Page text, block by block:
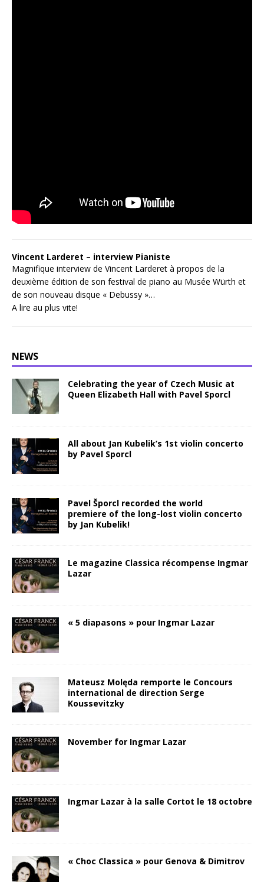
Vincent Larderet – interview Pianiste
Magnifique interview de Vincent Larderet à propos de la
deuxième édition de son festival de piano au Musée Würth et
de son nouveau disque « Debussy »…
A lire au plus vite!
NEWS
Celebrating the year of Czech Music at
Queen Elizabeth Hall with Pavel Sporcl
All about Jan Kubelik’s 1st violin concerto
by Pavel Sporcl
Pavel Šporcl recorded the world
premiere of the long-lost violin concerto
by Jan Kubelik!
Le magazine Classica récompense Ingmar
Lazar
« 5 diapasons » pour Ingmar Lazar
Mateusz Molęda remporte le Concours
international de direction Serge
Koussevitzky
November for Ingmar Lazar
Ingmar Lazar à la salle Cortot le 18 octobre
« Choc Classica » pour Genova & Dimitrov